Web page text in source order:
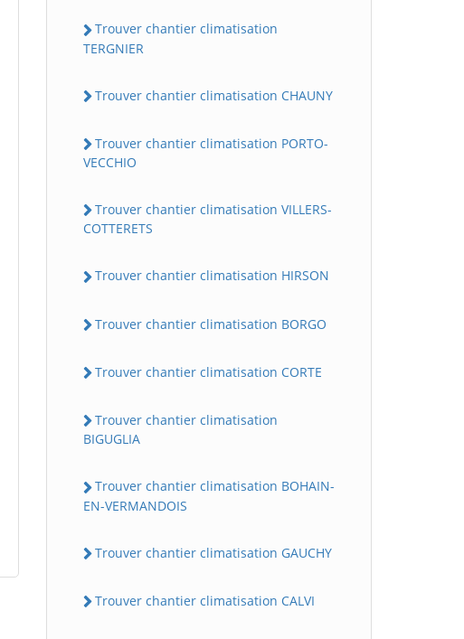
Trouver chantier climatisation
TERGNIER
Trouver chantier climatisation CHAUNY
Trouver chantier climatisation PORTO-
VECCHIO
Trouver chantier climatisation VILLERS-
COTTERETS
Trouver chantier climatisation HIRSON
Trouver chantier climatisation BORGO
Trouver chantier climatisation CORTE
Trouver chantier climatisation
BIGUGLIA
Trouver chantier climatisation BOHAIN-
EN-VERMANDOIS
Trouver chantier climatisation GAUCHY
Trouver chantier climatisation CALVI